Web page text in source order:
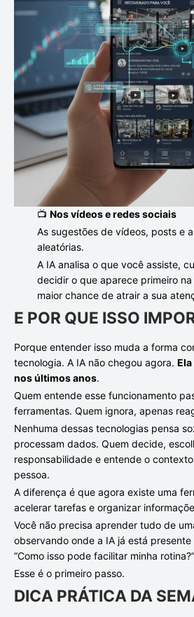
📺 Nos vídeos e redes sociais
As sugestões de vídeos, posts e
aleatórias.
A IA analisa o que você assiste,
decidir o que aparece primeiro na
maior chance de atrair a sua
E POR QUE ISSO
Porque entender isso muda a forma
tecnologia. A IA não chegou agora.
nos últimos anos.
Quem entende esse funcionamento
ferramentas. Quem ignora, apenas
Nenhuma dessas tecnologias pensa
processam dados. Quem decide,
responsabilidade e entende o
pessoa.
A diferença é que agora existe uma
acelerar tarefas e organizar
Você não precisa aprender tudo de
observando onde a IA já está presente
“Como isso pode facilitar minha rotina?”
Esse é o primeiro passo.
DICA PRÁTICA DA